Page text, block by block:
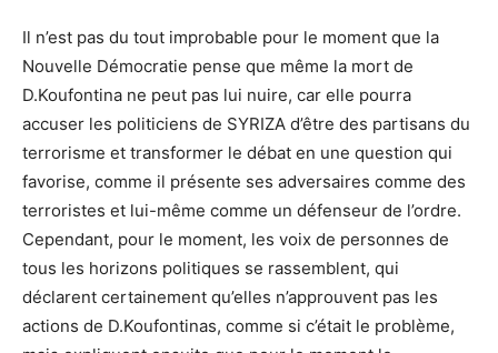
Il n’est pas du tout improbable pour le moment que la
Nouvelle Démocratie pense que même la mort de
D.Koufontina ne peut pas lui nuire, car elle pourra
accuser les politiciens de SYRIZA d’être des partisans du
terrorisme et transformer le débat en une question qui
favorise, comme il présente ses adversaires comme des
terroristes et lui-même comme un défenseur de l’ordre.
Cependant, pour le moment, les voix de personnes de
tous les horizons politiques se rassemblent, qui
déclarent certainement qu’elles n’approuvent pas les
actions de D.Koufontinas, comme si c’était le problème,